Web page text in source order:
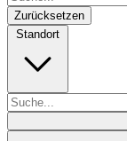
Zurücksetzen
Standort